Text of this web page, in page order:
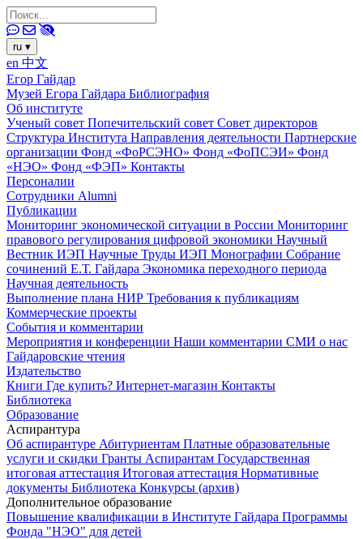
ru ▾
en 中文
Егор Гайдар
Музей Егора Гайдара Библиография
Об институте
Ученый совет Попечительский совет Совет директоров
Структура Института Направления деятельности Партнерские
организации Фонд «ФоРСЭНО» Фонд «ФоПСЭИ» Фонд
«НЭО» Фонд «ФЭП» Контакты
Персоналии
Сотрудники Alumni
Публикации
Мониторинг экономической ситуации в России Мониторинг
правового регулирования цифровой экономики Научный
Вестник ИЭП Научные Труды ИЭП Монографии Собрание
сочинений Е.Т. Гайдара Экономика переходного периода
Научная деятельность
Выполнение плана НИР Требования к публикациям
Коммерческие проекты
События и комментарии
Мероприятия и конференции Наши комментарии СМИ о нас
Гайдаровские чтения
Издательство
Книги Где купить? Интернет-магазин Контакты
Библиотека
Образование
Аспирантура
Об аспирантуре Абитуриентам Платные образовательные
услуги и скидки Гранты Аспирантам Государственная
итоговая аттестация Итоговая аттестация Нормативные
документы Библиотека Конкурсы (архив)
Дополнительное образование
Повышение квалификации в Институте Гайдара Программы
Фонда "НЭО" для детей